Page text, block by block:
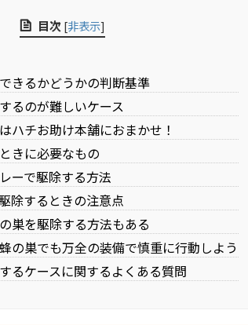
目次 [非表示]
きるかどうかの判断基準
るのが難しいケース
ハチお助け本舗におまかせ！
きに必要なもの
ーで駆除する方法
除するときの注意点
巣を駆除する方法もある
の巣でも万全の装備で慎重に行動しよう
るケースに関するよくある質問